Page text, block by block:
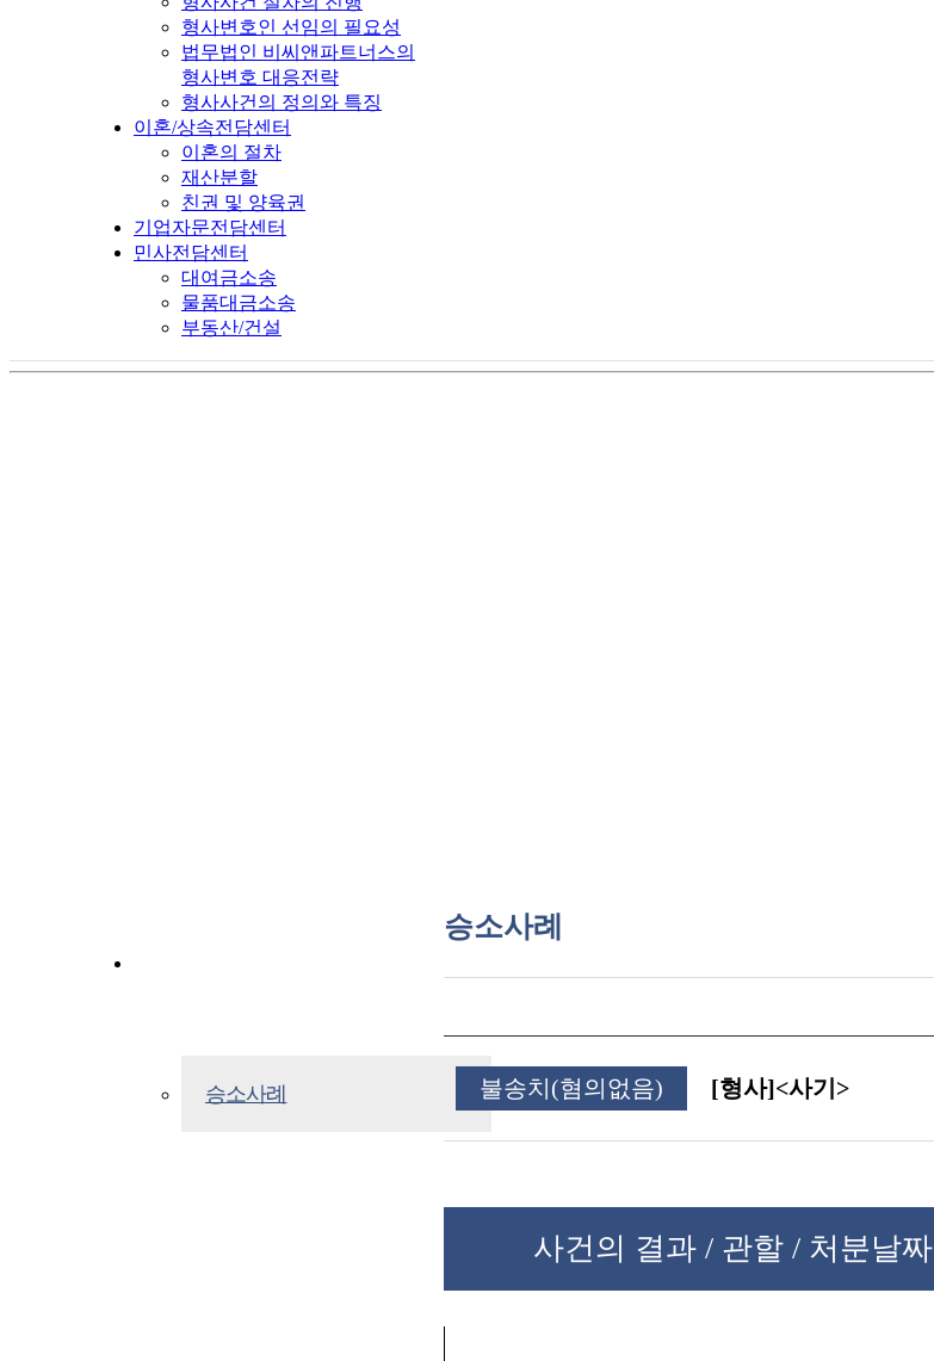
형사변호인 선임의 필요성
법무법인 비씨앤파트너스의
형사변호 대응전략
형사사건의 정의와 특징
이혼/상속전담센터
이혼의 절차
재산분할
친권 및 양육권
기업자문전담센터
민사전담센터
대여금소송
물품대금소송
부동산/건설
승소사례
승소사례
불송치(혐의없음)
[형사]ㅤㅤ<사기>
사건의 결과 / 관할 / 처분날짜